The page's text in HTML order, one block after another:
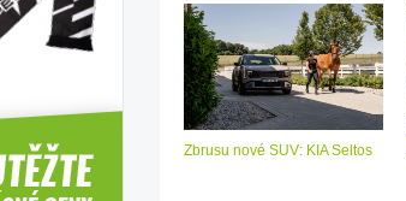
Zbrusu nové SUV: KIA Seltos